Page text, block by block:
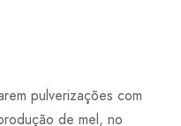
pulverizações com
de mel, no